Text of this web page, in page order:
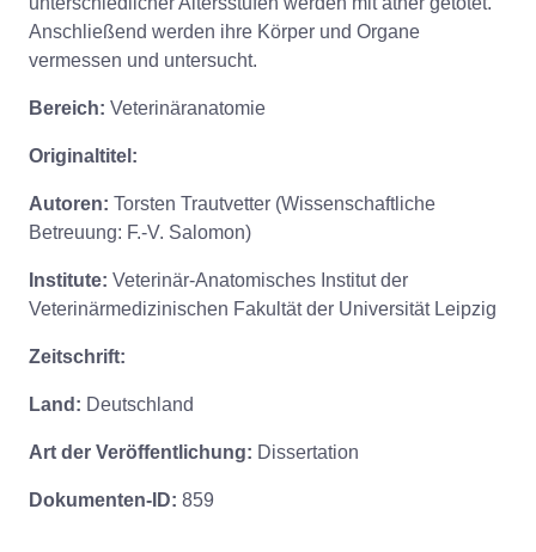
Anschließend werden ihre Körper und Organe
vermessen und untersucht.
Bereich: Veterinäranatomie
Originaltitel:
Autoren: Torsten Trautvetter (Wissenschaftliche
Betreuung: F.-V. Salomon)
Institute: Veterinär-Anatomisches Institut der
Veterinärmedizinischen Fakultät der Universität Leipzig
Zeitschrift:
Land: Deutschland
Art der Veröffentlichung: Dissertation
Dokumenten-ID: 859